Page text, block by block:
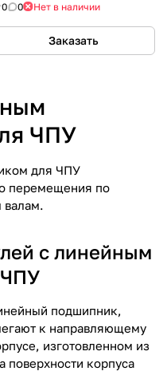
0 0 Нет в наличии
Заказать
ЧПУ
для ЧПУ
перемещения по
валам.
с линейным
подшипник,
к направляющему
изготовленном из
поверхности корпуса